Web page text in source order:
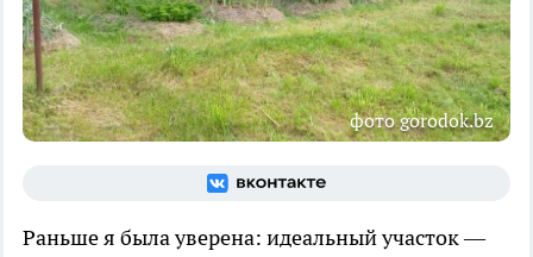
фото gorodok.bz
Раньше я была уверена: идеальный участок —